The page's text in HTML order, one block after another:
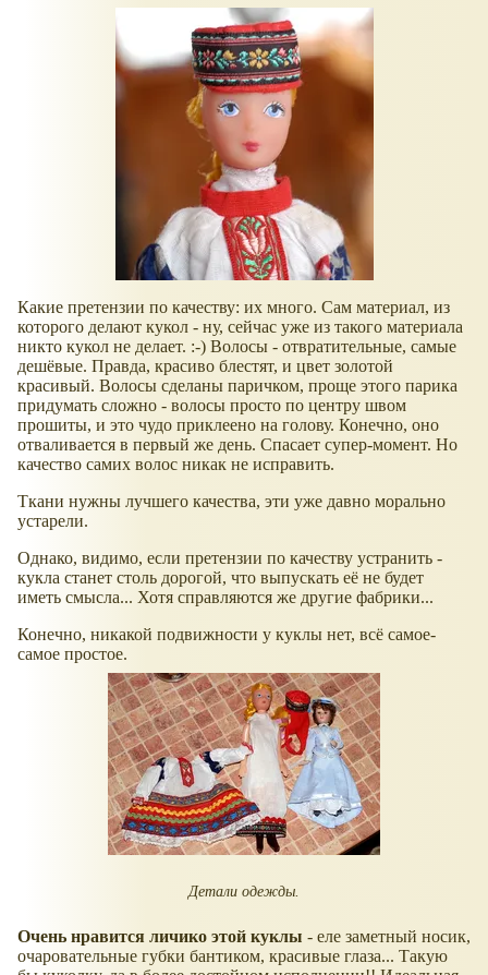
Какие претензии по качеству: их много. Сам материал, из
которого делают кукол - ну, сейчас уже из такого материала
никто кукол не делает. :-) Волосы - отвратительные, самые
дешёвые. Правда, красиво блестят, и цвет золотой
красивый. Волосы сделаны паричком, проще этого парика
придумать сложно - волосы просто по центру швом
прошиты, и это чудо приклеено на голову. Конечно, оно
отваливается в первый же день. Спасает супер-момент. Но
качество самих волос никак не исправить.
Ткани нужны лучшего качества, эти уже давно морально
устарели.
Однако, видимо, если претензии по качеству устранить -
кукла станет столь дорогой, что выпускать её не будет
иметь смысла... Хотя справляются же другие фабрики...
Конечно, никакой подвижности у куклы нет, всё самое-
самое простое.
Детали одежды.
Очень нравится личико этой куклы - еле заметный носик,
очаровательные губки бантиком, красивые глаза... Такую